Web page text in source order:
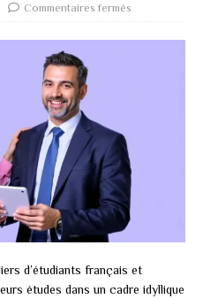
Commentaires fermés
d’étudiants français et
études dans un cadre idyllique